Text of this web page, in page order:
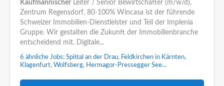
Kaufmännischer Leiter / Senior Bewirtschafter (m/w/d),
Zentrum Regensdorf, 80-100% Wincasa ist der führende
Schweizer Immobilien-Dienstleister und Teil der Implenia
Gruppe. Wir gestalten die Zukunft der Immobilienbranche
entscheidend mit. Digitale...
6 ähnliche Jobs: Spittal an der Drau, Feldkirchen in Kärnten,
Klagenfurt, Wolfsberg, Hermagor-Pressegger See...